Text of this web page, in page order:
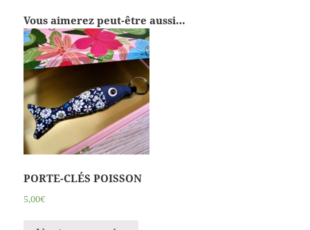
Vous aimerez peut-être aussi…
PORTE-CLÉS POISSON
5,00€